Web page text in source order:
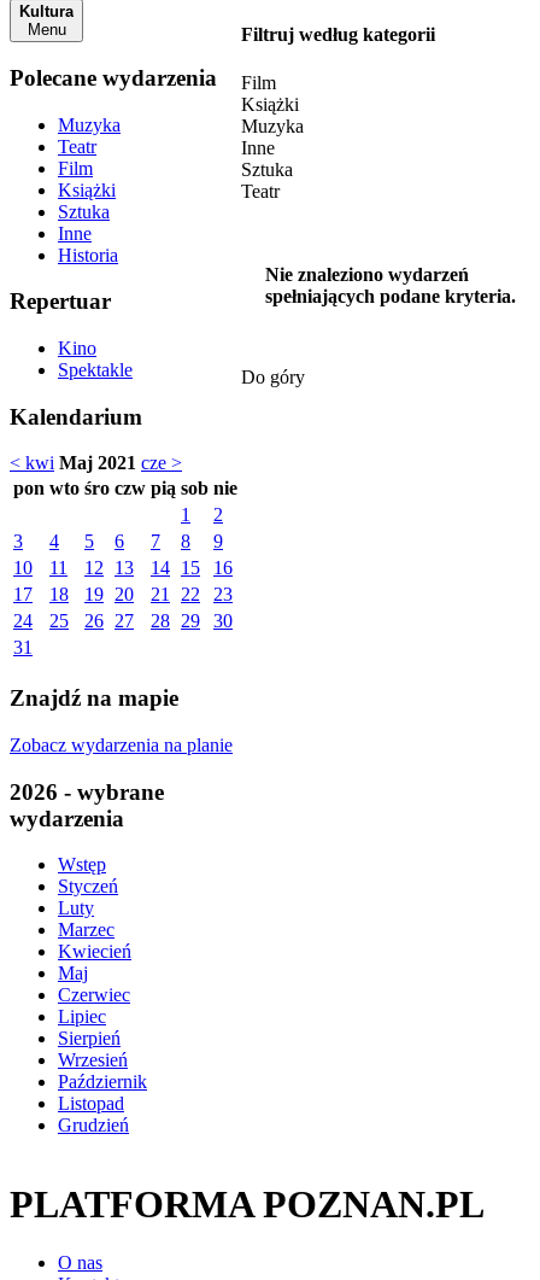
Kultura
Menu
Polecane wydarzenia
Muzyka
Teatr
Film
Książki
Sztuka
Inne
Historia
Repertuar
Kino
Spektakle
Kalendarium
< kwi Maj 2021 cze >
pon wto śro czw pią sob nie
1
2
3
4 5 6 7 8
9
10
11 12 13 14 15
16
17
18 19 20 21 22
23
24
25 26 27 28 29
30
31
Znajdź na mapie
Zobacz wydarzenia na planie
2026 - wybrane
wydarzenia
Wstęp
Styczeń
Luty
Marzec
Kwiecień
Maj
Czerwiec
Lipiec
Sierpień
Wrzesień
Październik
Listopad
Grudzień
Filtruj według kategorii
Film
Książki
Muzyka
Inne
Sztuka
Teatr
Nie znaleziono wydarzeń
spełniających podane kryteria.
Do góry
PLATFORMA POZNAN.PL
O nas